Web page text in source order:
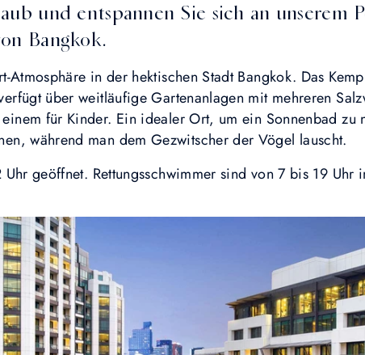
und entspannen Sie sich an unserem
Bangkok.
Atmosphäre in der hektischen Stadt Bangkok. Das
über weitläufige Gartenanlagen mit mehreren
für Kinder. Ein idealer Ort, um ein Sonnenbad zu
während man dem Gezwitscher der Vögel lauscht.
geöffnet. Rettungsschwimmer sind von 7 bis 19 Uhr